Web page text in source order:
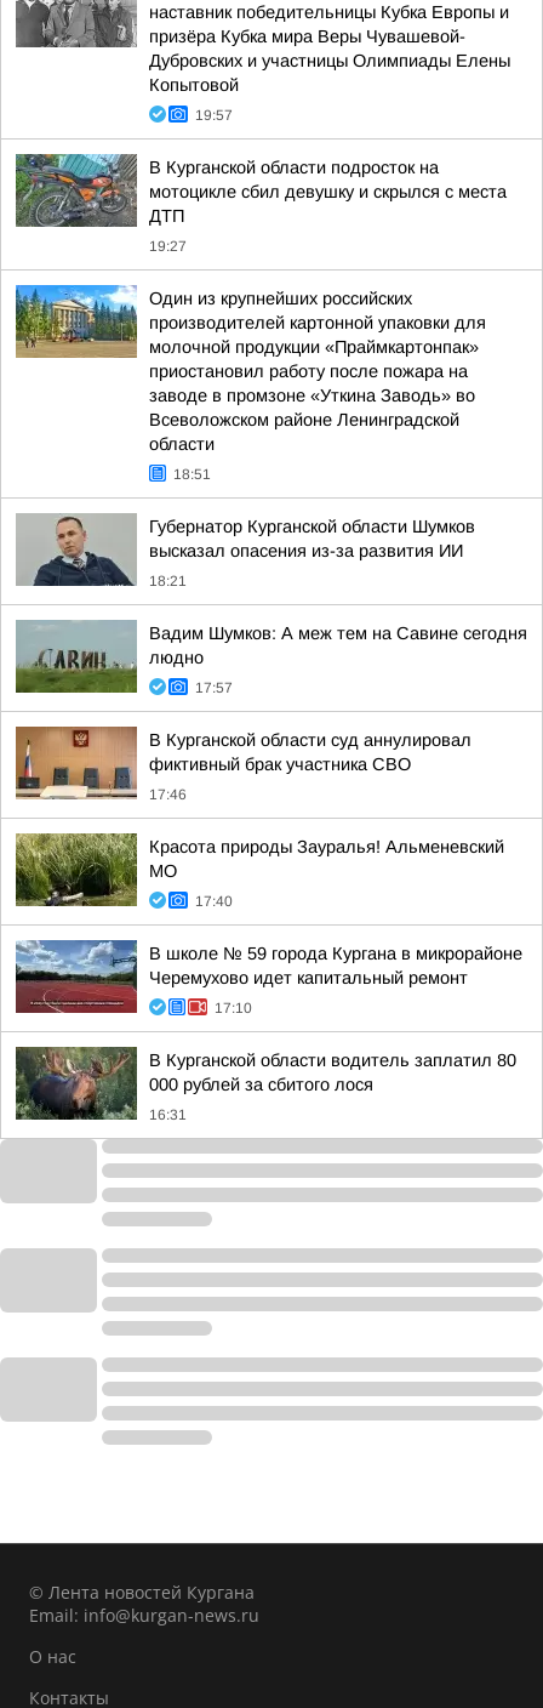
наставник победительницы Кубка Европы и
призёра Кубка мира Веры Чувашевой-
Дубровских и участницы Олимпиады Елены
Копытовой
19:57
В Курганской области подросток на
мотоцикле сбил девушку и скрылся с места
ДТП
19:27
Один из крупнейших российских
производителей картонной упаковки для
молочной продукции «Праймкартонпак»
приостановил работу после пожара на
заводе в промзоне «Уткина Заводь» во
Всеволожском районе Ленинградской
области
18:51
Губернатор Курганской области Шумков
высказал опасения из-за развития ИИ
18:21
Вадим Шумков: А меж тем на Савине сегодня
людно
17:57
В Курганской области суд аннулировал
фиктивный брак участника СВО
17:46
Красота природы Зауралья! Альменевский
МО
17:40
В школе № 59 города Кургана в микрорайоне
Черемухово идет капитальный ремонт
17:10
В Курганской области водитель заплатил 80
000 рублей за сбитого лося
16:31
© Лента новостей Кургана
Email: info@kurgan-news.ru
О нас
Контакты